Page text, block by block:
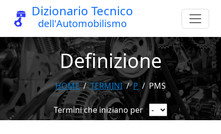
Dizionario Tecnico
dell'Automobilismo
Definizione
HOME TERMINI P PMS
Termini che iniziano per